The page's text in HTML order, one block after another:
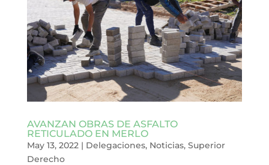
AVANZAN OBRAS DE ASFALTO
RETICULADO EN MERLO
May 13, 2022 | Delegaciones, Noticias, Superior
Derecho